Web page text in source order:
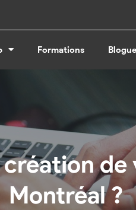
Formations Blogue
Montréal ?